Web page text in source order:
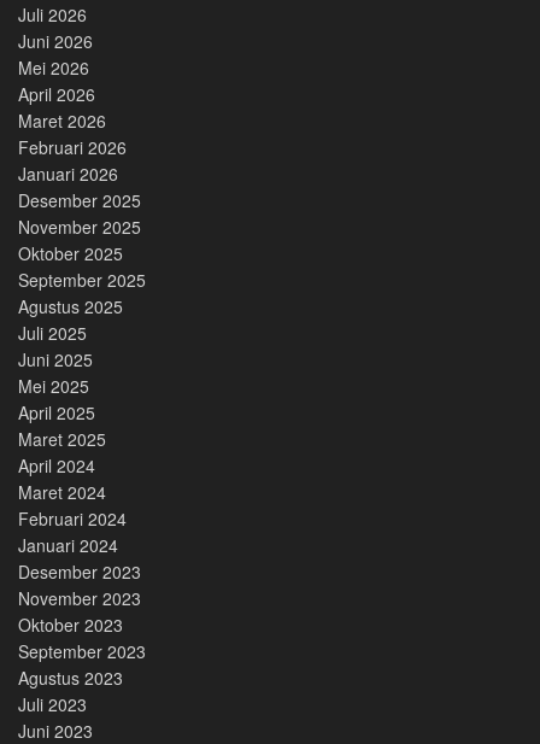
Juli 2026
Juni 2026
Mei 2026
April 2026
Maret 2026
Februari 2026
Januari 2026
Desember 2025
November 2025
Oktober 2025
September 2025
Agustus 2025
Juli 2025
Juni 2025
Mei 2025
April 2025
Maret 2025
April 2024
Maret 2024
Februari 2024
Januari 2024
Desember 2023
November 2023
Oktober 2023
September 2023
Agustus 2023
Juli 2023
Juni 2023